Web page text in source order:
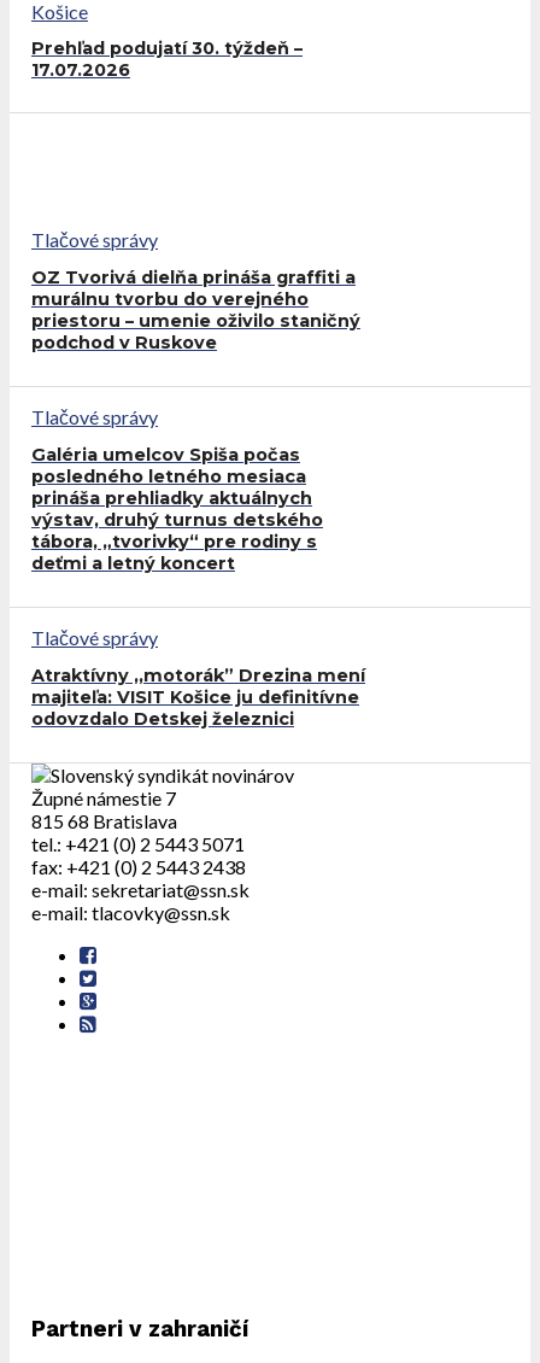
Košice
Prehľad podujatí 30. týždeň –
17.07.2026
Tlačové správy
OZ Tvorivá dielňa prináša graffiti a
murálnu tvorbu do verejného
priestoru – umenie oživilo staničný
podchod v Ruskove
Tlačové správy
Galéria umelcov Spiša počas
posledného letného mesiaca
prináša prehliadky aktuálnych
výstav, druhý turnus detského
tábora, „tvorivky“ pre rodiny s
deťmi a letný koncert
Tlačové správy
Atraktívny ,,motorák” Drezina mení
majiteľa: VISIT Košice ju definitívne
odovzdalo Detskej železnici
Župné námestie 7
815 68 Bratislava
tel.: +421 (0) 2 5443 5071
fax: +421 (0) 2 5443 2438
e-mail: sekretariat@ssn.sk
e-mail: tlacovky@ssn.sk
Partneri v zahraničí